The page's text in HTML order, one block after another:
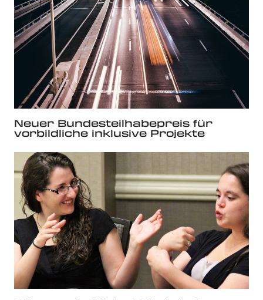
Neuer Bundesteilhabepreis für
vorbildliche inklusive Projekte